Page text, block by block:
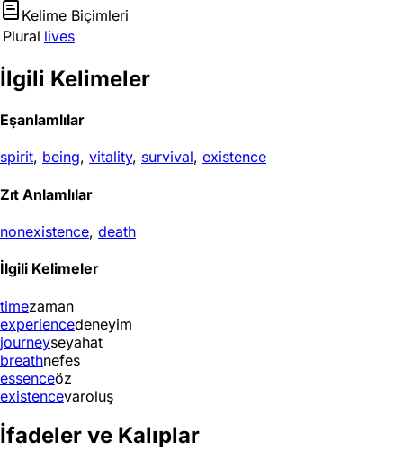
Kelime Biçimleri
Plural lives
İlgili Kelimeler
Eşanlamlılar
spirit, being, vitality, survival, existence
Zıt Anlamlılar
nonexistence, death
İlgili Kelimeler
timezaman
experiencedeneyim
journeyseyahat
breathnefes
essenceöz
existencevaroluş
İfadeler ve Kalıplar